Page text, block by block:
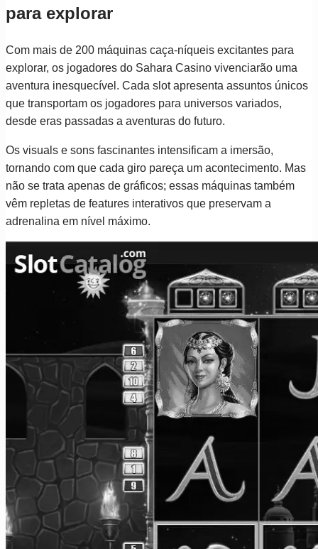
para explorar
Com mais de 200 máquinas caça-níqueis excitantes para
explorar, os jogadores do Sahara Casino vivenciarão uma
aventura inesquecível. Cada slot apresenta assuntos únicos
que transportam os jogadores para universos variados,
desde eras passadas a aventuras do futuro.
Os visuals e sons fascinantes intensificam a imersão,
tornando com que cada giro pareça um acontecimento. Mas
não se trata apenas de gráficos; essas máquinas também
vêm repletas de features interativos que preservam a
adrenalina em nível máximo.